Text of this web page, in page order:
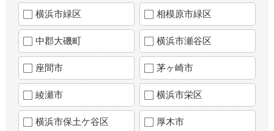
横浜市緑区 相模原市緑区
中郡大磯町 横浜市瀬谷区
座間市 茅ヶ崎市
綾瀬市 横浜市栄区
横浜市保土ケ谷区 厚木市